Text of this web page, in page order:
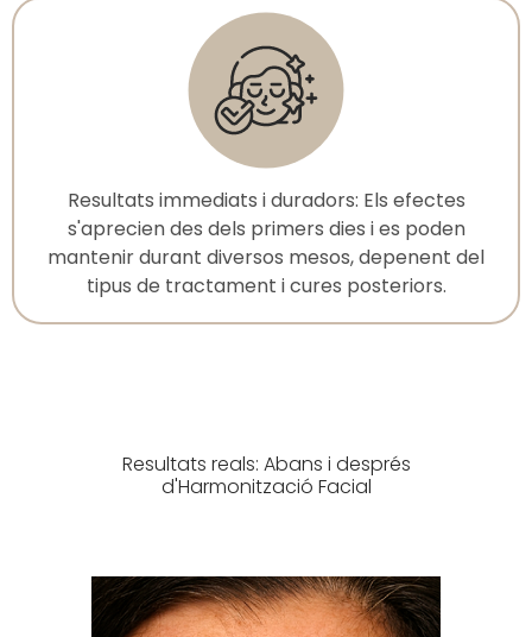
Resultats immediats i duradors: Els efectes
s'aprecien des dels primers dies i es poden
mantenir durant diversos mesos, depenent del
tipus de tractament i cures posteriors.
Resultats reals: Abans i després
d'Harmonització Facial